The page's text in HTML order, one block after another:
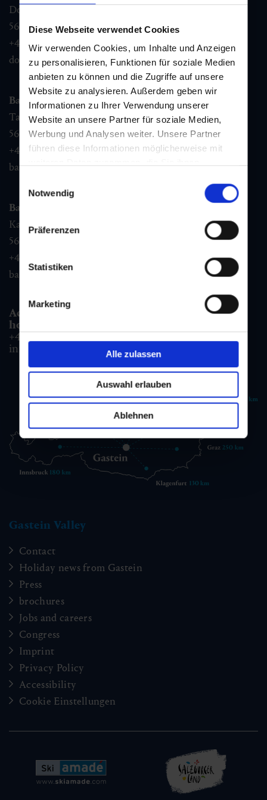
Diese Webseite verwendet Cookies
Wir verwenden Cookies, um Inhalte und Anzeigen
zu personalisieren, Funktionen für soziale Medien
anbieten zu können und die Zugriffe auf unsere
Website zu analysieren. Außerdem geben wir
Informationen zu Ihrer Verwendung unserer
Website an unsere Partner für soziale Medien,
Werbung und Analysen weiter. Unsere Partner
führen diese Informationen möglicherweise mit
Nutzung der Dienste gesammelt haben.
Notwendig
Präferenzen
Statistiken
Marketing
Alle zulassen
Auswahl erlauben
Ablehnen
Dorfstraße 1,
5632 Dorfgastein
+43 6432 3393 460
dorfgastein@gastein.com
Bad Hofgastein
Tauernplatz 1,
5630 Bad Hofgastein
+43 6432 3393 260
badhofgastein@gastein.com
Bad Gastein
Kaiser Franz Josefstr. 27,
5640
+43 6432 3393 560
badgastein@gastein.com
Accommodation information & Booking
hotline:
+43 6432 3393 990
info@gastein.com
Gastein Valley
Contact
Holiday news from Gastein
Press
brochures
Jobs and careers
Congress
Imprint
Privacy Policy
Accessibility
Cookie Einstellungen